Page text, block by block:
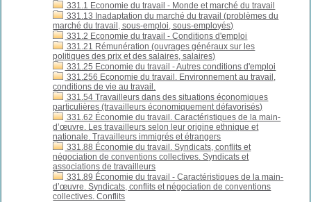
331.1 Economie du travail - Monde et marché du travail
331.13 Inadaptation du marché du travail (problèmes du
marché du travail, sous-emploi, sous-employés)
331.2 Economie du travail - Conditions d'emploi
331.21 Rémunération (ouvrages généraux sur les
politiques des prix et des salaires, salaires)
331.25 Economie du travail - Autres conditions d'emploi
331.256 Economie du travail. Environnement au travail,
conditions de vie au travail.
331.54 Travailleurs dans des situations économiques
particulières (travailleurs économiquement défavorisés)
331.62 Économie du travail. Caractéristiques de la main-
d’œuvre. Les travailleurs selon leur origine ethnique et
nationale. Travailleurs immigrés et étrangers
331.88 Économie du travail. Syndicats, conflits et
négociation de conventions collectives. Syndicats et
associations de travailleurs
331.89 Économie du travail - Caractéristiques de la main-
d’œuvre. Syndicats, conflits et négociation de conventions
collectives. Conflits